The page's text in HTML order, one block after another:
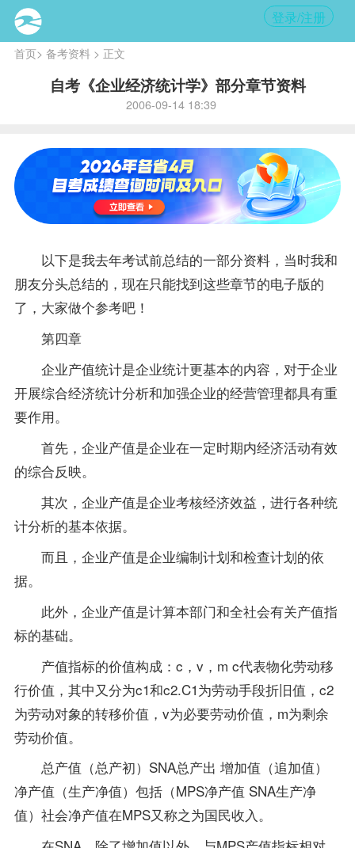
登录/注册
首页> 备考资料> 正文
自考《企业经济统计学》部分章节资料
2006-09-14 18:39
以下是我去年考试前总结的一部分资料，当时我和
朋友分头总结的，现在只能找到这些章节的电子版的
了，大家做个参考吧！
第四章
企业产值统计是企业统计更基本的内容，对于企业
开展综合经济统计分析和加强企业的经营管理都具有重
要作用。
首先，企业产值是企业在一定时期内经济活动有效
的综合反映。
其次，企业产值是企业考核经济效益，进行各种统
计分析的基本依据。
而且，企业产值是企业编制计划和检查计划的依
据。
此外，企业产值是计算本部门和全社会有关产值指
标的基础。
产值指标的价值构成：c，v，m c代表物化劳动移
行价值，其中又分为c1和c2.C1为劳动手段折旧值，c2
为劳动对象的转移价值，v为必要劳动价值，m为剩余
劳动价值。
总产值（总产初）SNA总产出 增加值（追加值）
净产值（生产净值）包括（MPS净产值 SNA生产净
值）社会净产值在MPS又称之为国民收入。